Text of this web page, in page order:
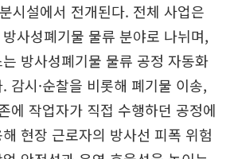
시설에서 전개된다. 전체 사업은
사성폐기물 물류 분야로 나뉘며,
방사성폐기물 물류 공정 자동화
감시·순찰을 비롯해 폐기물 이송,
에 작업자가 직접 수행하던 공정에
현장 근로자의 방사선 피폭 위험